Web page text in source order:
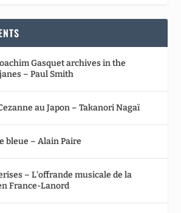
Gasquet archives in the
– Paul Smith
au Japon – Takanori Nagaï
bleue – Alain Paire
– L’offrande musicale de la
France-Lanord